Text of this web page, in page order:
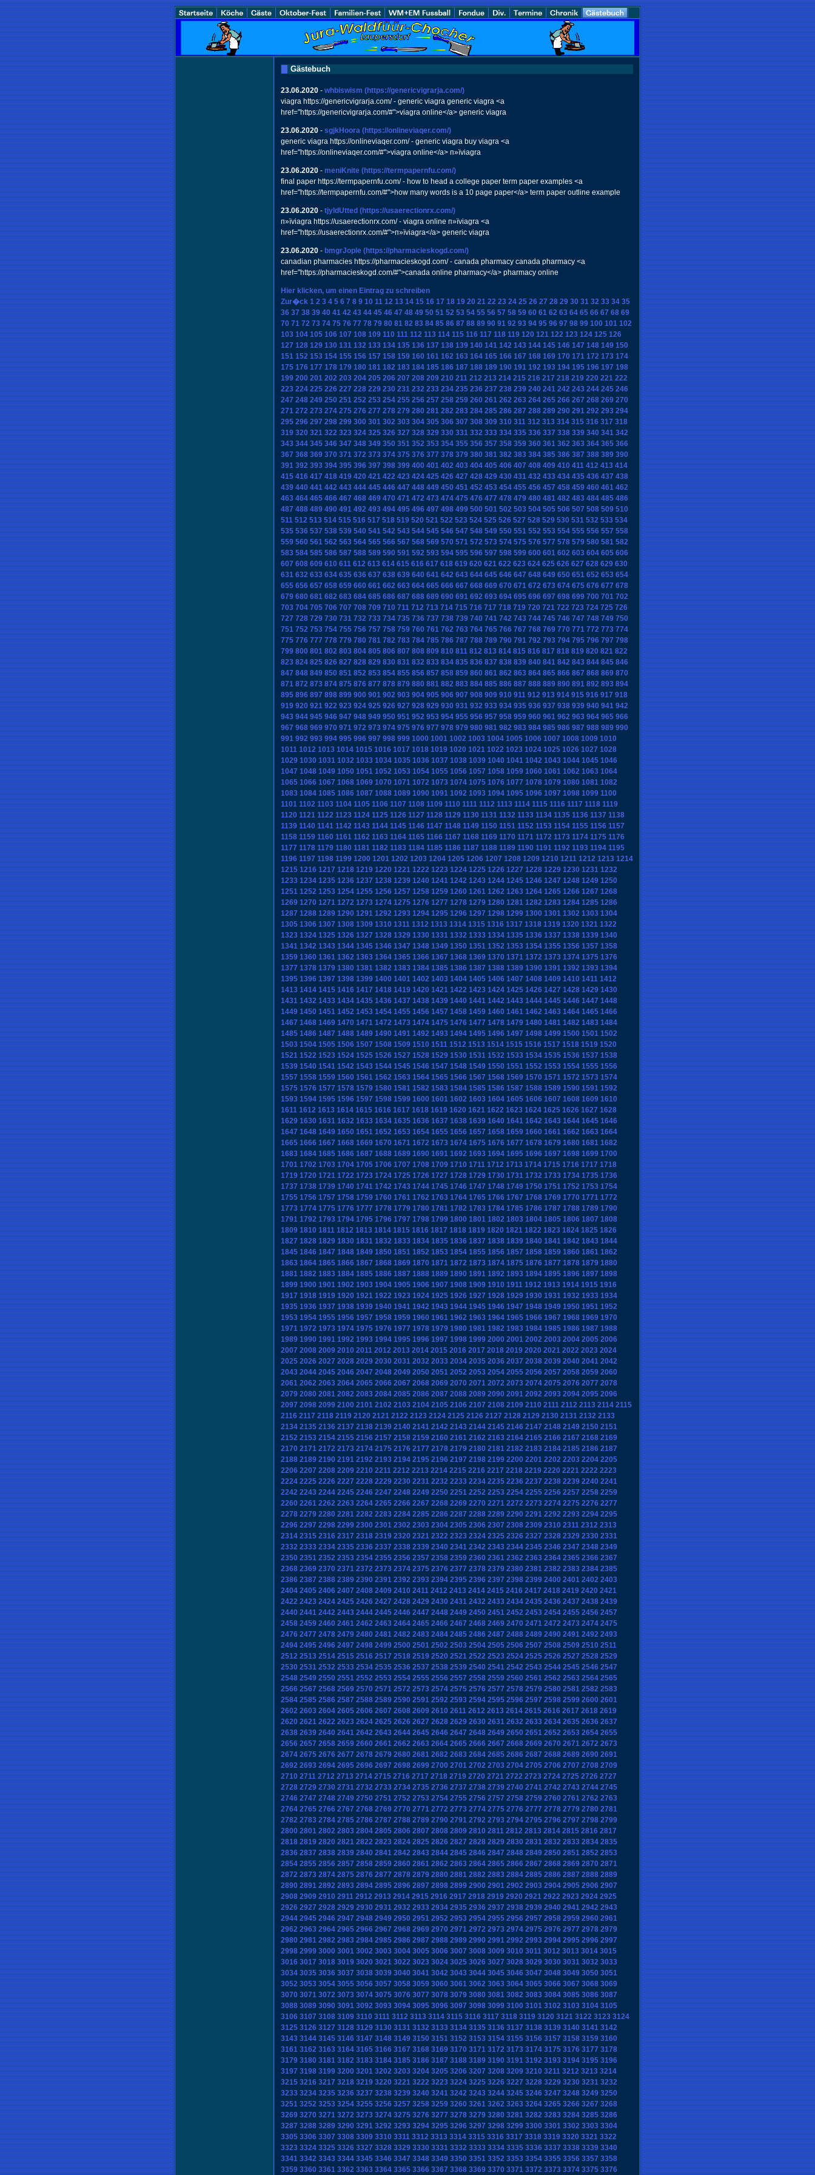
Gästebuch
23.06.2020 - whbiswism (https://genericvigrarja.com/)
viagra https://genericvigrarja.com/ - generic viagra generic viagra <a
href="https://genericvigrarja.com/#">viagra online</a> generic viagra
23.06.2020 - sgjkHoora (https://onlineviaqer.com/)
generic viagra https://onlineviaqer.com/ - generic viagra buy viagra <a
href="https://onlineviaqer.com/#">viagra online</a> п»їviagra
23.06.2020 - meniKnite (https://termpapernfu.com/)
final paper https://termpapernfu.com/ - how to head a college paper term paper examples <a
href="https://termpapernfu.com/#">how many words is a 10 page paper</a> term paper outline example
23.06.2020 - tjyldUtted (https://usaerectionrx.com/)
п»їviagra https://usaerectionrx.com/ - viagra online п»їviagra <a
href="https://usaerectionrx.com/#">п»їviagra</a> generic viagra
23.06.2020 - bmgrJople (https://pharmacieskogd.com/)
canadian pharmacies https://pharmacieskogd.com/ - canada pharmacy canada pharmacy <a
href="https://pharmacieskogd.com/#">canada online pharmacy</a> pharmacy online
Hier klicken, um einen Eintrag zu schreiben
Zur�ck 1 2 3 4 5 6 7 8 9 10 11 12 13 14 15 16 17 18 19 20 21 22 23 24 25 26 27 28 29 30 31 32 33 34 35
36 37 38 39 40 41 42 43 44 45 46 47 48 49 50 51 52 53 54 55 56 57 58 59 60 61 62 63 64 65 66 67 68 69
70 71 72 73 74 75 76 77 78 79 80 81 82 83 84 85 86 87 88 89 90 91 92 93 94 95 96 97 98 99 100 101 102
103 104 105 106 107 108 109 110 111 112 113 114 115 116 117 118 119 120 121 122 123 124 125 126
127 128 129 130 131 132 133 134 135 136 137 138 139 140 141 142 143 144 145 146 147 148 149 150
151 152 153 154 155 156 157 158 159 160 161 162 163 164 165 166 167 168 169 170 171 172 173 174
175 176 177 178 179 180 181 182 183 184 185 186 187 188 189 190 191 192 193 194 195 196 197 198
199 200 201 202 203 204 205 206 207 208 209 210 211 212 213 214 215 216 217 218 219 220 221 222
223 224 225 226 227 228 229 230 231 232 233 234 235 236 237 238 239 240 241 242 243 244 245 246
247 248 249 250 251 252 253 254 255 256 257 258 259 260 261 262 263 264 265 266 267 268 269 270
271 272 273 274 275 276 277 278 279 280 281 282 283 284 285 286 287 288 289 290 291 292 293 294
295 296 297 298 299 300 301 302 303 304 305 306 307 308 309 310 311 312 313 314 315 316 317 318
319 320 321 322 323 324 325 326 327 328 329 330 331 332 333 334 335 336 337 338 339 340 341 342
343 344 345 346 347 348 349 350 351 352 353 354 355 356 357 358 359 360 361 362 363 364 365 366
367 368 369 370 371 372 373 374 375 376 377 378 379 380 381 382 383 384 385 386 387 388 389 390
391 392 393 394 395 396 397 398 399 400 401 402 403 404 405 406 407 408 409 410 411 412 413 414
415 416 417 418 419 420 421 422 423 424 425 426 427 428 429 430 431 432 433 434 435 436 437 438
439 440 441 442 443 444 445 446 447 448 449 450 451 452 453 454 455 456 457 458 459 460 461 462
463 464 465 466 467 468 469 470 471 472 473 474 475 476 477 478 479 480 481 482 483 484 485 486
487 488 489 490 491 492 493 494 495 496 497 498 499 500 501 502 503 504 505 506 507 508 509 510
511 512 513 514 515 516 517 518 519 520 521 522 523 524 525 526 527 528 529 530 531 532 533 534
535 536 537 538 539 540 541 542 543 544 545 546 547 548 549 550 551 552 553 554 555 556 557 558
559 560 561 562 563 564 565 566 567 568 569 570 571 572 573 574 575 576 577 578 579 580 581 582
583 584 585 586 587 588 589 590 591 592 593 594 595 596 597 598 599 600 601 602 603 604 605 606
607 608 609 610 611 612 613 614 615 616 617 618 619 620 621 622 623 624 625 626 627 628 629 630
631 632 633 634 635 636 637 638 639 640 641 642 643 644 645 646 647 648 649 650 651 652 653 654
655 656 657 658 659 660 661 662 663 664 665 666 667 668 669 670 671 672 673 674 675 676 677 678
679 680 681 682 683 684 685 686 687 688 689 690 691 692 693 694 695 696 697 698 699 700 701 702
703 704 705 706 707 708 709 710 711 712 713 714 715 716 717 718 719 720 721 722 723 724 725 726
727 728 729 730 731 732 733 734 735 736 737 738 739 740 741 742 743 744 745 746 747 748 749 750
751 752 753 754 755 756 757 758 759 760 761 762 763 764 765 766 767 768 769 770 771 772 773 774
775 776 777 778 779 780 781 782 783 784 785 786 787 788 789 790 791 792 793 794 795 796 797 798
799 800 801 802 803 804 805 806 807 808 809 810 811 812 813 814 815 816 817 818 819 820 821 822
823 824 825 826 827 828 829 830 831 832 833 834 835 836 837 838 839 840 841 842 843 844 845 846
847 848 849 850 851 852 853 854 855 856 857 858 859 860 861 862 863 864 865 866 867 868 869 870
871 872 873 874 875 876 877 878 879 880 881 882 883 884 885 886 887 888 889 890 891 892 893 894
895 896 897 898 899 900 901 902 903 904 905 906 907 908 909 910 911 912 913 914 915 916 917 918
919 920 921 922 923 924 925 926 927 928 929 930 931 932 933 934 935 936 937 938 939 940 941 942
943 944 945 946 947 948 949 950 951 952 953 954 955 956 957 958 959 960 961 962 963 964 965 966
967 968 969 970 971 972 973 974 975 976 977 978 979 980 981 982 983 984 985 986 987 988 989 990
991 992 993 994 995 996 997 998 999 1000 1001 1002 1003 1004 1005 1006 1007 1008 1009 1010
1011 1012 1013 1014 1015 1016 1017 1018 1019 1020 1021 1022 1023 1024 1025 1026 1027 1028
1029 1030 1031 1032 1033 1034 1035 1036 1037 1038 1039 1040 1041 1042 1043 1044 1045 1046
1047 1048 1049 1050 1051 1052 1053 1054 1055 1056 1057 1058 1059 1060 1061 1062 1063 1064
1065 1066 1067 1068 1069 1070 1071 1072 1073 1074 1075 1076 1077 1078 1079 1080 1081 1082
1083 1084 1085 1086 1087 1088 1089 1090 1091 1092 1093 1094 1095 1096 1097 1098 1099 1100
1101 1102 1103 1104 1105 1106 1107 1108 1109 1110 1111 1112 1113 1114 1115 1116 1117 1118 1119
1120 1121 1122 1123 1124 1125 1126 1127 1128 1129 1130 1131 1132 1133 1134 1135 1136 1137 1138
1139 1140 1141 1142 1143 1144 1145 1146 1147 1148 1149 1150 1151 1152 1153 1154 1155 1156 1157
1158 1159 1160 1161 1162 1163 1164 1165 1166 1167 1168 1169 1170 1171 1172 1173 1174 1175 1176
1177 1178 1179 1180 1181 1182 1183 1184 1185 1186 1187 1188 1189 1190 1191 1192 1193 1194 1195
1196 1197 1198 1199 1200 1201 1202 1203 1204 1205 1206 1207 1208 1209 1210 1211 1212 1213 1214
1215 1216 1217 1218 1219 1220 1221 1222 1223 1224 1225 1226 1227 1228 1229 1230 1231 1232
1233 1234 1235 1236 1237 1238 1239 1240 1241 1242 1243 1244 1245 1246 1247 1248 1249 1250
1251 1252 1253 1254 1255 1256 1257 1258 1259 1260 1261 1262 1263 1264 1265 1266 1267 1268
1269 1270 1271 1272 1273 1274 1275 1276 1277 1278 1279 1280 1281 1282 1283 1284 1285 1286
1287 1288 1289 1290 1291 1292 1293 1294 1295 1296 1297 1298 1299 1300 1301 1302 1303 1304
1305 1306 1307 1308 1309 1310 1311 1312 1313 1314 1315 1316 1317 1318 1319 1320 1321 1322
1323 1324 1325 1326 1327 1328 1329 1330 1331 1332 1333 1334 1335 1336 1337 1338 1339 1340
1341 1342 1343 1344 1345 1346 1347 1348 1349 1350 1351 1352 1353 1354 1355 1356 1357 1358
1359 1360 1361 1362 1363 1364 1365 1366 1367 1368 1369 1370 1371 1372 1373 1374 1375 1376
1377 1378 1379 1380 1381 1382 1383 1384 1385 1386 1387 1388 1389 1390 1391 1392 1393 1394
1395 1396 1397 1398 1399 1400 1401 1402 1403 1404 1405 1406 1407 1408 1409 1410 1411 1412
1413 1414 1415 1416 1417 1418 1419 1420 1421 1422 1423 1424 1425 1426 1427 1428 1429 1430
1431 1432 1433 1434 1435 1436 1437 1438 1439 1440 1441 1442 1443 1444 1445 1446 1447 1448
1449 1450 1451 1452 1453 1454 1455 1456 1457 1458 1459 1460 1461 1462 1463 1464 1465 1466
1467 1468 1469 1470 1471 1472 1473 1474 1475 1476 1477 1478 1479 1480 1481 1482 1483 1484
1485 1486 1487 1488 1489 1490 1491 1492 1493 1494 1495 1496 1497 1498 1499 1500 1501 1502
1503 1504 1505 1506 1507 1508 1509 1510 1511 1512 1513 1514 1515 1516 1517 1518 1519 1520
1521 1522 1523 1524 1525 1526 1527 1528 1529 1530 1531 1532 1533 1534 1535 1536 1537 1538
1539 1540 1541 1542 1543 1544 1545 1546 1547 1548 1549 1550 1551 1552 1553 1554 1555 1556
1557 1558 1559 1560 1561 1562 1563 1564 1565 1566 1567 1568 1569 1570 1571 1572 1573 1574
1575 1576 1577 1578 1579 1580 1581 1582 1583 1584 1585 1586 1587 1588 1589 1590 1591 1592
1593 1594 1595 1596 1597 1598 1599 1600 1601 1602 1603 1604 1605 1606 1607 1608 1609 1610
1611 1612 1613 1614 1615 1616 1617 1618 1619 1620 1621 1622 1623 1624 1625 1626 1627 1628
1629 1630 1631 1632 1633 1634 1635 1636 1637 1638 1639 1640 1641 1642 1643 1644 1645 1646
1647 1648 1649 1650 1651 1652 1653 1654 1655 1656 1657 1658 1659 1660 1661 1662 1663 1664
1665 1666 1667 1668 1669 1670 1671 1672 1673 1674 1675 1676 1677 1678 1679 1680 1681 1682
1683 1684 1685 1686 1687 1688 1689 1690 1691 1692 1693 1694 1695 1696 1697 1698 1699 1700
1701 1702 1703 1704 1705 1706 1707 1708 1709 1710 1711 1712 1713 1714 1715 1716 1717 1718
1719 1720 1721 1722 1723 1724 1725 1726 1727 1728 1729 1730 1731 1732 1733 1734 1735 1736
1737 1738 1739 1740 1741 1742 1743 1744 1745 1746 1747 1748 1749 1750 1751 1752 1753 1754
1755 1756 1757 1758 1759 1760 1761 1762 1763 1764 1765 1766 1767 1768 1769 1770 1771 1772
1773 1774 1775 1776 1777 1778 1779 1780 1781 1782 1783 1784 1785 1786 1787 1788 1789 1790
1791 1792 1793 1794 1795 1796 1797 1798 1799 1800 1801 1802 1803 1804 1805 1806 1807 1808
1809 1810 1811 1812 1813 1814 1815 1816 1817 1818 1819 1820 1821 1822 1823 1824 1825 1826
1827 1828 1829 1830 1831 1832 1833 1834 1835 1836 1837 1838 1839 1840 1841 1842 1843 1844
1845 1846 1847 1848 1849 1850 1851 1852 1853 1854 1855 1856 1857 1858 1859 1860 1861 1862
1863 1864 1865 1866 1867 1868 1869 1870 1871 1872 1873 1874 1875 1876 1877 1878 1879 1880
1881 1882 1883 1884 1885 1886 1887 1888 1889 1890 1891 1892 1893 1894 1895 1896 1897 1898
1899 1900 1901 1902 1903 1904 1905 1906 1907 1908 1909 1910 1911 1912 1913 1914 1915 1916
1917 1918 1919 1920 1921 1922 1923 1924 1925 1926 1927 1928 1929 1930 1931 1932 1933 1934
1935 1936 1937 1938 1939 1940 1941 1942 1943 1944 1945 1946 1947 1948 1949 1950 1951 1952
1953 1954 1955 1956 1957 1958 1959 1960 1961 1962 1963 1964 1965 1966 1967 1968 1969 1970
1971 1972 1973 1974 1975 1976 1977 1978 1979 1980 1981 1982 1983 1984 1985 1986 1987 1988
1989 1990 1991 1992 1993 1994 1995 1996 1997 1998 1999 2000 2001 2002 2003 2004 2005 2006
2007 2008 2009 2010 2011 2012 2013 2014 2015 2016 2017 2018 2019 2020 2021 2022 2023 2024
2025 2026 2027 2028 2029 2030 2031 2032 2033 2034 2035 2036 2037 2038 2039 2040 2041 2042
2043 2044 2045 2046 2047 2048 2049 2050 2051 2052 2053 2054 2055 2056 2057 2058 2059 2060
2061 2062 2063 2064 2065 2066 2067 2068 2069 2070 2071 2072 2073 2074 2075 2076 2077 2078
2079 2080 2081 2082 2083 2084 2085 2086 2087 2088 2089 2090 2091 2092 2093 2094 2095 2096
2097 2098 2099 2100 2101 2102 2103 2104 2105 2106 2107 2108 2109 2110 2111 2112 2113 2114 2115
2116 2117 2118 2119 2120 2121 2122 2123 2124 2125 2126 2127 2128 2129 2130 2131 2132 2133
2134 2135 2136 2137 2138 2139 2140 2141 2142 2143 2144 2145 2146 2147 2148 2149 2150 2151
2152 2153 2154 2155 2156 2157 2158 2159 2160 2161 2162 2163 2164 2165 2166 2167 2168 2169
2170 2171 2172 2173 2174 2175 2176 2177 2178 2179 2180 2181 2182 2183 2184 2185 2186 2187
2188 2189 2190 2191 2192 2193 2194 2195 2196 2197 2198 2199 2200 2201 2202 2203 2204 2205
2206 2207 2208 2209 2210 2211 2212 2213 2214 2215 2216 2217 2218 2219 2220 2221 2222 2223
2224 2225 2226 2227 2228 2229 2230 2231 2232 2233 2234 2235 2236 2237 2238 2239 2240 2241
2242 2243 2244 2245 2246 2247 2248 2249 2250 2251 2252 2253 2254 2255 2256 2257 2258 2259
2260 2261 2262 2263 2264 2265 2266 2267 2268 2269 2270 2271 2272 2273 2274 2275 2276 2277
2278 2279 2280 2281 2282 2283 2284 2285 2286 2287 2288 2289 2290 2291 2292 2293 2294 2295
2296 2297 2298 2299 2300 2301 2302 2303 2304 2305 2306 2307 2308 2309 2310 2311 2312 2313
2314 2315 2316 2317 2318 2319 2320 2321 2322 2323 2324 2325 2326 2327 2328 2329 2330 2331
2332 2333 2334 2335 2336 2337 2338 2339 2340 2341 2342 2343 2344 2345 2346 2347 2348 2349
2350 2351 2352 2353 2354 2355 2356 2357 2358 2359 2360 2361 2362 2363 2364 2365 2366 2367
2368 2369 2370 2371 2372 2373 2374 2375 2376 2377 2378 2379 2380 2381 2382 2383 2384 2385
2386 2387 2388 2389 2390 2391 2392 2393 2394 2395 2396 2397 2398 2399 2400 2401 2402 2403
2404 2405 2406 2407 2408 2409 2410 2411 2412 2413 2414 2415 2416 2417 2418 2419 2420 2421
2422 2423 2424 2425 2426 2427 2428 2429 2430 2431 2432 2433 2434 2435 2436 2437 2438 2439
2440 2441 2442 2443 2444 2445 2446 2447 2448 2449 2450 2451 2452 2453 2454 2455 2456 2457
2458 2459 2460 2461 2462 2463 2464 2465 2466 2467 2468 2469 2470 2471 2472 2473 2474 2475
2476 2477 2478 2479 2480 2481 2482 2483 2484 2485 2486 2487 2488 2489 2490 2491 2492 2493
2494 2495 2496 2497 2498 2499 2500 2501 2502 2503 2504 2505 2506 2507 2508 2509 2510 2511
2512 2513 2514 2515 2516 2517 2518 2519 2520 2521 2522 2523 2524 2525 2526 2527 2528 2529
2530 2531 2532 2533 2534 2535 2536 2537 2538 2539 2540 2541 2542 2543 2544 2545 2546 2547
2548 2549 2550 2551 2552 2553 2554 2555 2556 2557 2558 2559 2560 2561 2562 2563 2564 2565
2566 2567 2568 2569 2570 2571 2572 2573 2574 2575 2576 2577 2578 2579 2580 2581 2582 2583
2584 2585 2586 2587 2588 2589 2590 2591 2592 2593 2594 2595 2596 2597 2598 2599 2600 2601
2602 2603 2604 2605 2606 2607 2608 2609 2610 2611 2612 2613 2614 2615 2616 2617 2618 2619
2620 2621 2622 2623 2624 2625 2626 2627 2628 2629 2630 2631 2632 2633 2634 2635 2636 2637
2638 2639 2640 2641 2642 2643 2644 2645 2646 2647 2648 2649 2650 2651 2652 2653 2654 2655
2656 2657 2658 2659 2660 2661 2662 2663 2664 2665 2666 2667 2668 2669 2670 2671 2672 2673
2674 2675 2676 2677 2678 2679 2680 2681 2682 2683 2684 2685 2686 2687 2688 2689 2690 2691
2692 2693 2694 2695 2696 2697 2698 2699 2700 2701 2702 2703 2704 2705 2706 2707 2708 2709
2710 2711 2712 2713 2714 2715 2716 2717 2718 2719 2720 2721 2722 2723 2724 2725 2726 2727
2728 2729 2730 2731 2732 2733 2734 2735 2736 2737 2738 2739 2740 2741 2742 2743 2744 2745
2746 2747 2748 2749 2750 2751 2752 2753 2754 2755 2756 2757 2758 2759 2760 2761 2762 2763
2764 2765 2766 2767 2768 2769 2770 2771 2772 2773 2774 2775 2776 2777 2778 2779 2780 2781
2782 2783 2784 2785 2786 2787 2788 2789 2790 2791 2792 2793 2794 2795 2796 2797 2798 2799
2800 2801 2802 2803 2804 2805 2806 2807 2808 2809 2810 2811 2812 2813 2814 2815 2816 2817
2818 2819 2820 2821 2822 2823 2824 2825 2826 2827 2828 2829 2830 2831 2832 2833 2834 2835
2836 2837 2838 2839 2840 2841 2842 2843 2844 2845 2846 2847 2848 2849 2850 2851 2852 2853
2854 2855 2856 2857 2858 2859 2860 2861 2862 2863 2864 2865 2866 2867 2868 2869 2870 2871
2872 2873 2874 2875 2876 2877 2878 2879 2880 2881 2882 2883 2884 2885 2886 2887 2888 2889
2890 2891 2892 2893 2894 2895 2896 2897 2898 2899 2900 2901 2902 2903 2904 2905 2906 2907
2908 2909 2910 2911 2912 2913 2914 2915 2916 2917 2918 2919 2920 2921 2922 2923 2924 2925
2926 2927 2928 2929 2930 2931 2932 2933 2934 2935 2936 2937 2938 2939 2940 2941 2942 2943
2944 2945 2946 2947 2948 2949 2950 2951 2952 2953 2954 2955 2956 2957 2958 2959 2960 2961
2962 2963 2964 2965 2966 2967 2968 2969 2970 2971 2972 2973 2974 2975 2976 2977 2978 2979
2980 2981 2982 2983 2984 2985 2986 2987 2988 2989 2990 2991 2992 2993 2994 2995 2996 2997
2998 2999 3000 3001 3002 3003 3004 3005 3006 3007 3008 3009 3010 3011 3012 3013 3014 3015
3016 3017 3018 3019 3020 3021 3022 3023 3024 3025 3026 3027 3028 3029 3030 3031 3032 3033
3034 3035 3036 3037 3038 3039 3040 3041 3042 3043 3044 3045 3046 3047 3048 3049 3050 3051
3052 3053 3054 3055 3056 3057 3058 3059 3060 3061 3062 3063 3064 3065 3066 3067 3068 3069
3070 3071 3072 3073 3074 3075 3076 3077 3078 3079 3080 3081 3082 3083 3084 3085 3086 3087
3088 3089 3090 3091 3092 3093 3094 3095 3096 3097 3098 3099 3100 3101 3102 3103 3104 3105
3106 3107 3108 3109 3110 3111 3112 3113 3114 3115 3116 3117 3118 3119 3120 3121 3122 3123 3124
3125 3126 3127 3128 3129 3130 3131 3132 3133 3134 3135 3136 3137 3138 3139 3140 3141 3142
3143 3144 3145 3146 3147 3148 3149 3150 3151 3152 3153 3154 3155 3156 3157 3158 3159 3160
3161 3162 3163 3164 3165 3166 3167 3168 3169 3170 3171 3172 3173 3174 3175 3176 3177 3178
3179 3180 3181 3182 3183 3184 3185 3186 3187 3188 3189 3190 3191 3192 3193 3194 3195 3196
3197 3198 3199 3200 3201 3202 3203 3204 3205 3206 3207 3208 3209 3210 3211 3212 3213 3214
3215 3216 3217 3218 3219 3220 3221 3222 3223 3224 3225 3226 3227 3228 3229 3230 3231 3232
3233 3234 3235 3236 3237 3238 3239 3240 3241 3242 3243 3244 3245 3246 3247 3248 3249 3250
3251 3252 3253 3254 3255 3256 3257 3258 3259 3260 3261 3262 3263 3264 3265 3266 3267 3268
3269 3270 3271 3272 3273 3274 3275 3276 3277 3278 3279 3280 3281 3282 3283 3284 3285 3286
3287 3288 3289 3290 3291 3292 3293 3294 3295 3296 3297 3298 3299 3300 3301 3302 3303 3304
3305 3306 3307 3308 3309 3310 3311 3312 3313 3314 3315 3316 3317 3318 3319 3320 3321 3322
3323 3324 3325 3326 3327 3328 3329 3330 3331 3332 3333 3334 3335 3336 3337 3338 3339 3340
3341 3342 3343 3344 3345 3346 3347 3348 3349 3350 3351 3352 3353 3354 3355 3356 3357 3358
3359 3360 3361 3362 3363 3364 3365 3366 3367 3368 3369 3370 3371 3372 3373 3374 3375 3376